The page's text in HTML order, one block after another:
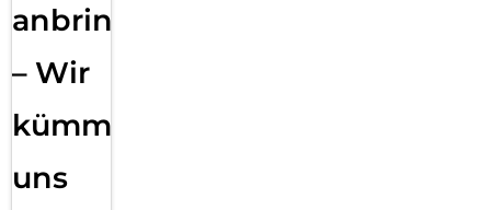
anbringen
– Wir
kümmern
uns